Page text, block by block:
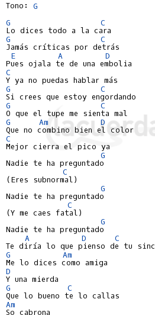
Tono: G
G
C
G
C
Jamás críticas por detrás
E
A
D
C
G
C
G
C
G
Am
D
C
Mejor cierra el pico ya
G
Nadie te ha preguntado
C
(Eres subnormal)
G
Nadie te ha preguntado
C
(Y me caes fatal)
G
Nadie te ha preguntado
A
D
C
G
Am
D
G
C
Am